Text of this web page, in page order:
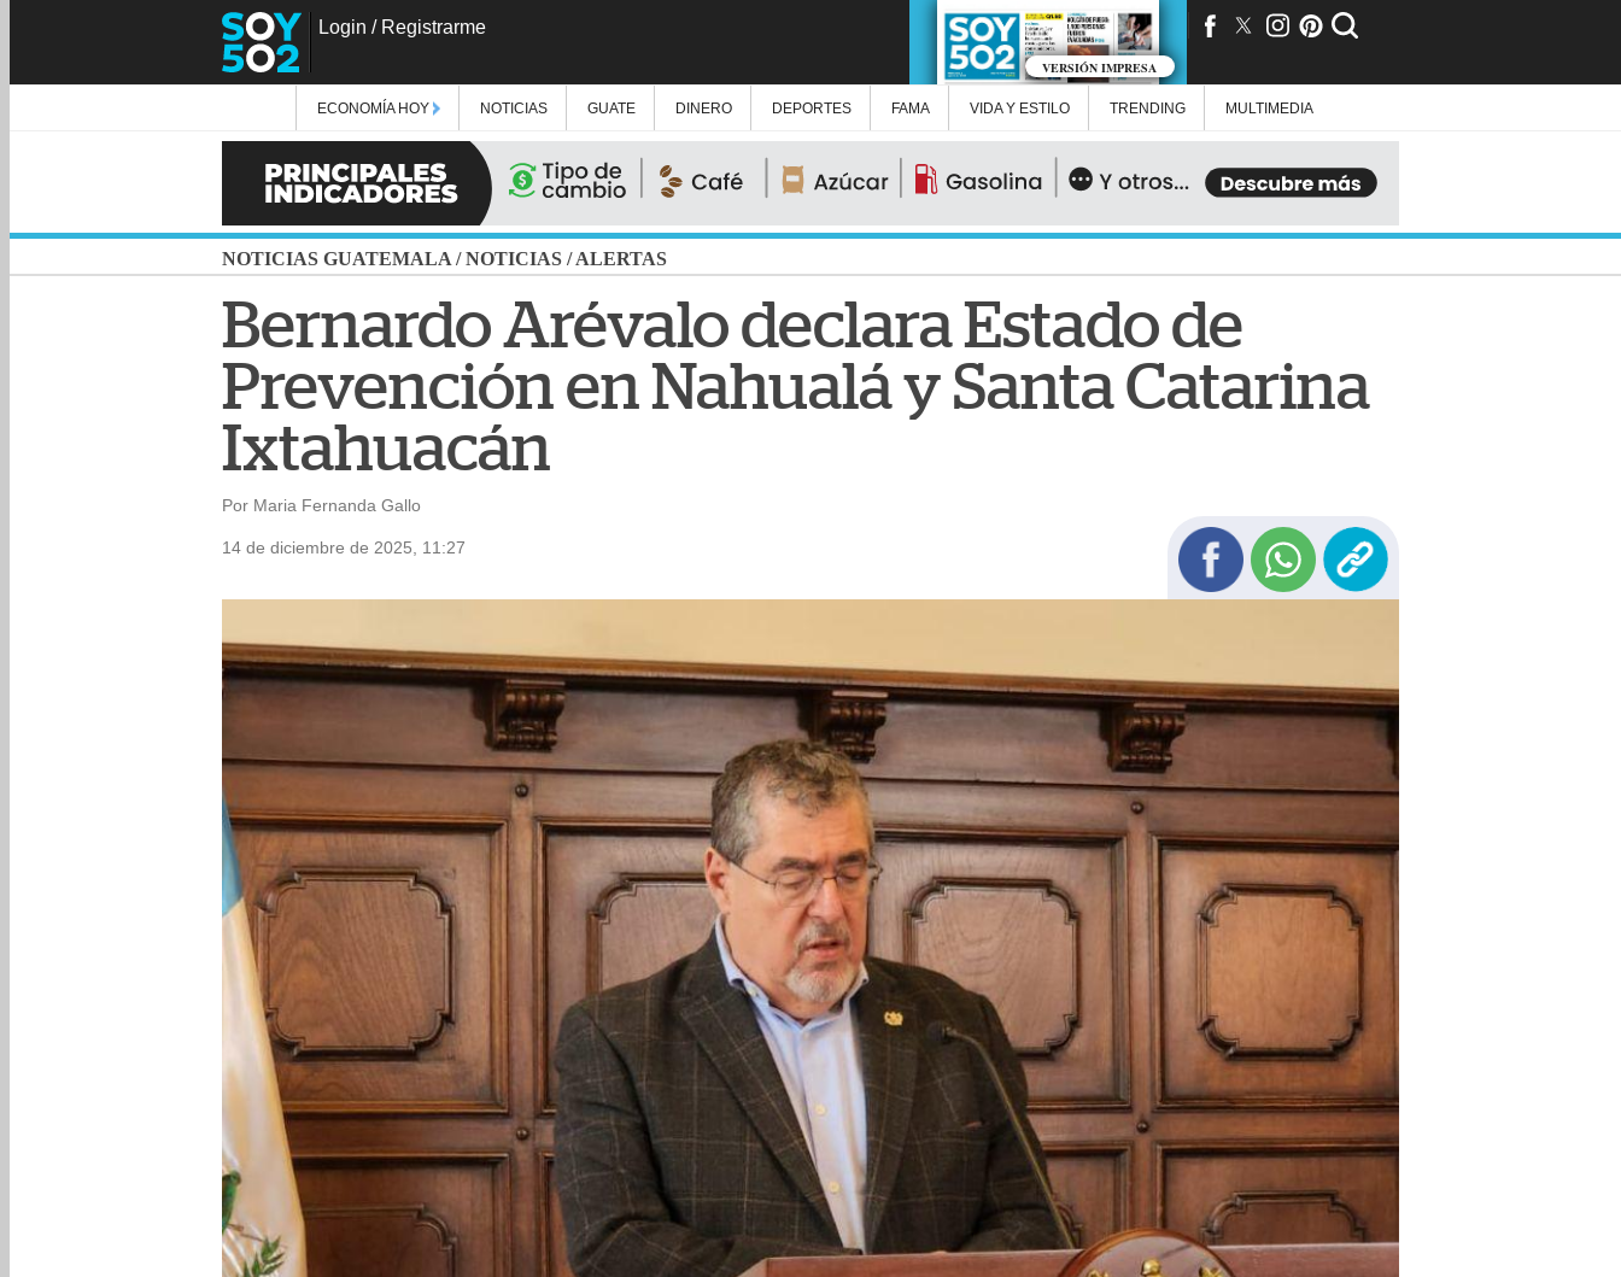
Login / Registrarme
VERSIÓN IMPRESA
ECONOMÍA HOY NOTICIAS GUATE DINERO DEPORTES FAMA VIDA Y ESTILO TRENDING MULTIMEDIA
NOTICIAS GUATEMALA /NOTICIAS /ALERTAS
Bernardo Arévalo declara Estado de
Prevención en Nahualá y Santa Catarina
Ixtahuacán
Por Maria Fernanda Gallo
14 de diciembre de 2025, 11:27